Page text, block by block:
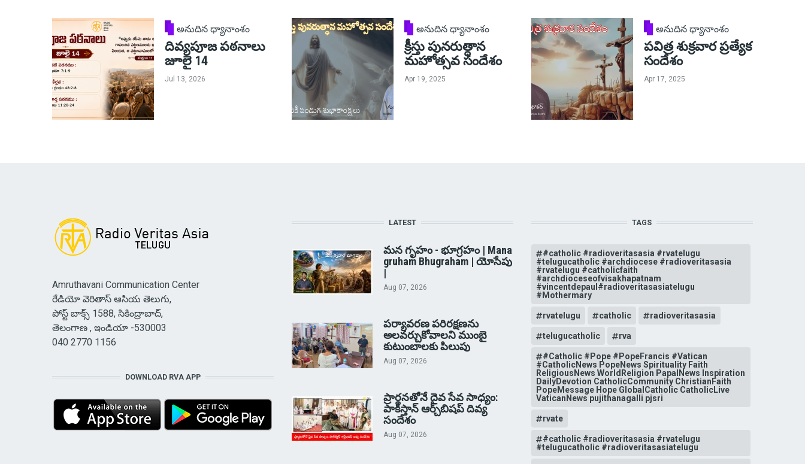
అనుదిన ధ్యానాంశం
దివ్యపూజ పఠనాలు
జూలై 14
Jul 13, 2026
అనుదిన ధ్యానాంశం
క్రీస్తు పునరుత్ధాన
మహోత్సవ సందేశం
Apr 19, 2025
అనుదిన ధ్యానాంశం
పవిత్ర శుక్రవార ప్రత్యేక
సందేశం
Apr 17, 2025
Amruthavani Communication Center
రేడియో వెరితాస్ ఆసియ తెలుగు,
పోస్ట్ బాక్స్ 1588, సికింద్రాబాద్,
తెలంగాణ , ఇండియా -530003
040 2770 1156
DOWNLOAD RVA APP
LATEST
మన గృహం - భూగ్రహం | Mana
gruham Bhugraham | యోసేపు
|
Aug 07, 2026
పర్యావరణ పరిరక్షణను
అలవర్చుకోవాలని ముంబై
కుటుంబాలకు పిలుపు
Aug 07, 2026
ప్రార్థనతోనే దైవ సేవ సాధ్యం:
పాకిస్తాన్‌ ఆర్చ్‌బిషప్ దివ్య
సందేశం
Aug 07, 2026
TAGS
#catholic #radioveritasasia #rvatelugu
#telugucatholic #archdiocese #radioveritasasia
#rvatelugu #catholicfaith
#archdioceseofvisakhapatnam
#vincentdepaul#radioveritasasiatelugu
#Mothermary
rvatelugu catholic radioveritasasia
telugucatholic rva
#Catholic #Pope #PopeFrancis #Vatican
#CatholicNews PopeNews Spirituality Faith
ReligiousNews WorldReligion PapalNews Inspiration
DailyDevotion CatholicCommunity ChristianFaith
PopeMessage Hope GlobalCatholic CatholicLive
VaticanNews pujithanagalli pjsri
rvate
#catholic #radioveritasasia #rvatelugu
#telugucatholic #radioveritasasiatelugu